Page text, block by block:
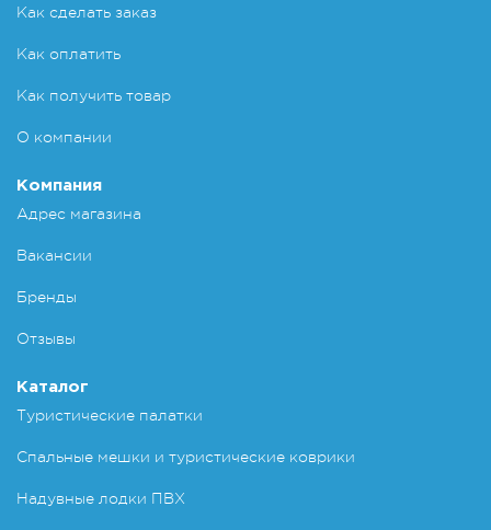
Как сделать заказ
Как оплатить
Как получить товар
О компании
Компания
Адрес магазина
Вакансии
Бренды
Отзывы
Каталог
Туристические палатки
Спальные мешки и туристические коврики
Надувные лодки ПВХ